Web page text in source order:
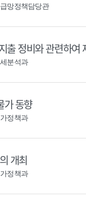
망정책담당관
출 정비와 관련하여
분석과
가 동향
정책과
개최
정책과